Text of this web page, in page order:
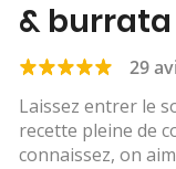
& burrata
29
Laissez entrer le
recette pleine de
connaissez, on